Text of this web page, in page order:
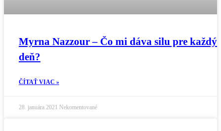
Myrna Nazzour – Čo mi dáva silu pre každý
deň?
ČÍTAŤ VIAC »
28. januára 2021 Nekomentované